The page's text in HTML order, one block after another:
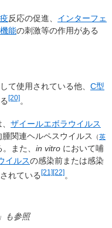
反応の促進、 インターフェ
能の刺激等の作用がある
て使用されている他、 C型
[20]。
ザイールエボラウイルス
腫関連ヘルペスウイルス （英
また、 in vitro において哺
イルスの感染前または感染
れている [21][22] 。
も参照